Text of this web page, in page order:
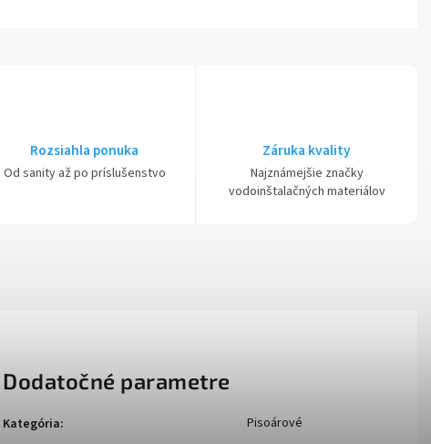
Rozsiahla ponuka
Od sanity až po príslušenstvo
Záruka kvality
Najznámejšie značky
vodoinštalačných materiálov
Dodatočné parametre
Kategória:
Pisoárové